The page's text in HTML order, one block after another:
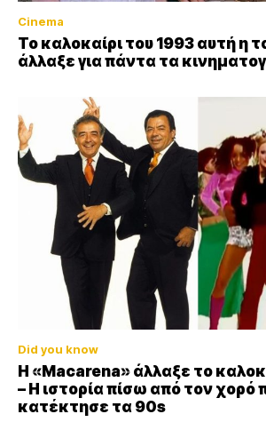
Cinema
Το καλοκαίρι του 1993 αυτή η
άλλαξε για πάντα τα
Did you know
Η «Macarena» άλλαξε το
– Η ιστορία πίσω από τον χορό
κατέκτησε τα 90s